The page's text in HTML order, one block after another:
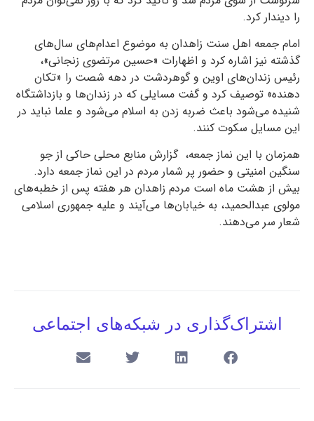
را دیندار کرد.
امام جمعه اهل سنت زاهدان به موضوع اعدام‌های سال‌های
گذشته نیز اشاره کرد و اظهارات «حسین مرتضوی زنجانی»،
رئیس زندان‌های اوین و گوهردشت در دهه شصت را «تکان
دهنده» توصیف کرد و گفت مسایلی که در زندان‌ها و بازداشتگاه
شنیده می‌شود باعث ضربه زدن به اسلام می‌شود و علما نباید در
این مسایل سکوت کنند.
همزمان با این نماز جمعه، گزارش منابع محلی حاکی از جو
سنگین امنیتی و حضور پر شمار مردم در این نماز جمعه دارد.
بیش از هشت ماه است مردم زاهدان هر هفته پس از خطبه‌های
مولوی عبدالحمید، به خیابان‌ها می‌آیند و علیه جمهوری اسلامی
شعار سر می‌دهند.
اشتراک‌گذاری در شبکه‌های اجتماعی